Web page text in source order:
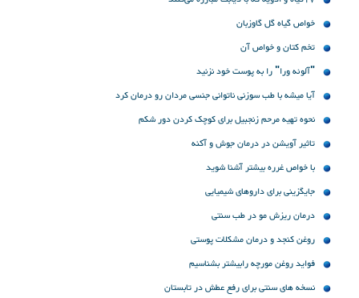
خواص گیاه گل گاوزبان
تخم کتان و خواص آن
"آلوئه ورا" را به پوست خود نزنید
آیا میشه با طب سوزنی ناتوانی جنسی مردان رو درمان کرد
نحوه تهیه مرحم زنجبیل برای کوچک کردن دور شکم
تاثیر آویشن در درمان جوش و آکنه
با خواص غرره بیشتر آشنا شوید
جایگزینی برای داروهای شیمیایی
درمان ریزش مو در طب سنتی
روغن کنجد و درمان مشکلات پوستی
فواید روغن مورچه رابیشتر بشناسیم
نسخه های سنتی برای رفع عطش در تابستان